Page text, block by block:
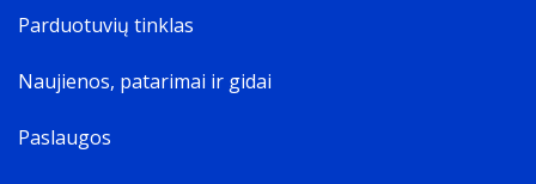
Parduotuvių tinklas
Naujienos, patarimai ir gidai
Paslaugos